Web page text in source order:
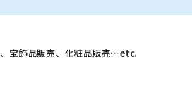
宝飾品販売、化粧品販売…etc.